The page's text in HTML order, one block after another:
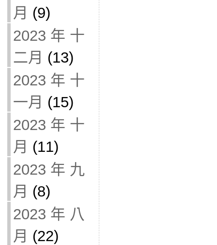
月 (9)
2023 年 十
二月 (13)
2023 年 十
一月 (15)
2023 年 十
月 (11)
2023 年 九
月 (8)
2023 年 八
月 (22)